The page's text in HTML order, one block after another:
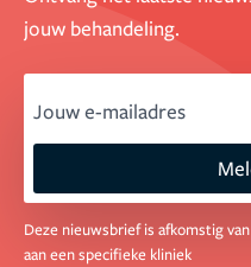
jouw behandeling.
Deze nieuwsbrief is afkomstig
aan een specifieke kliniek